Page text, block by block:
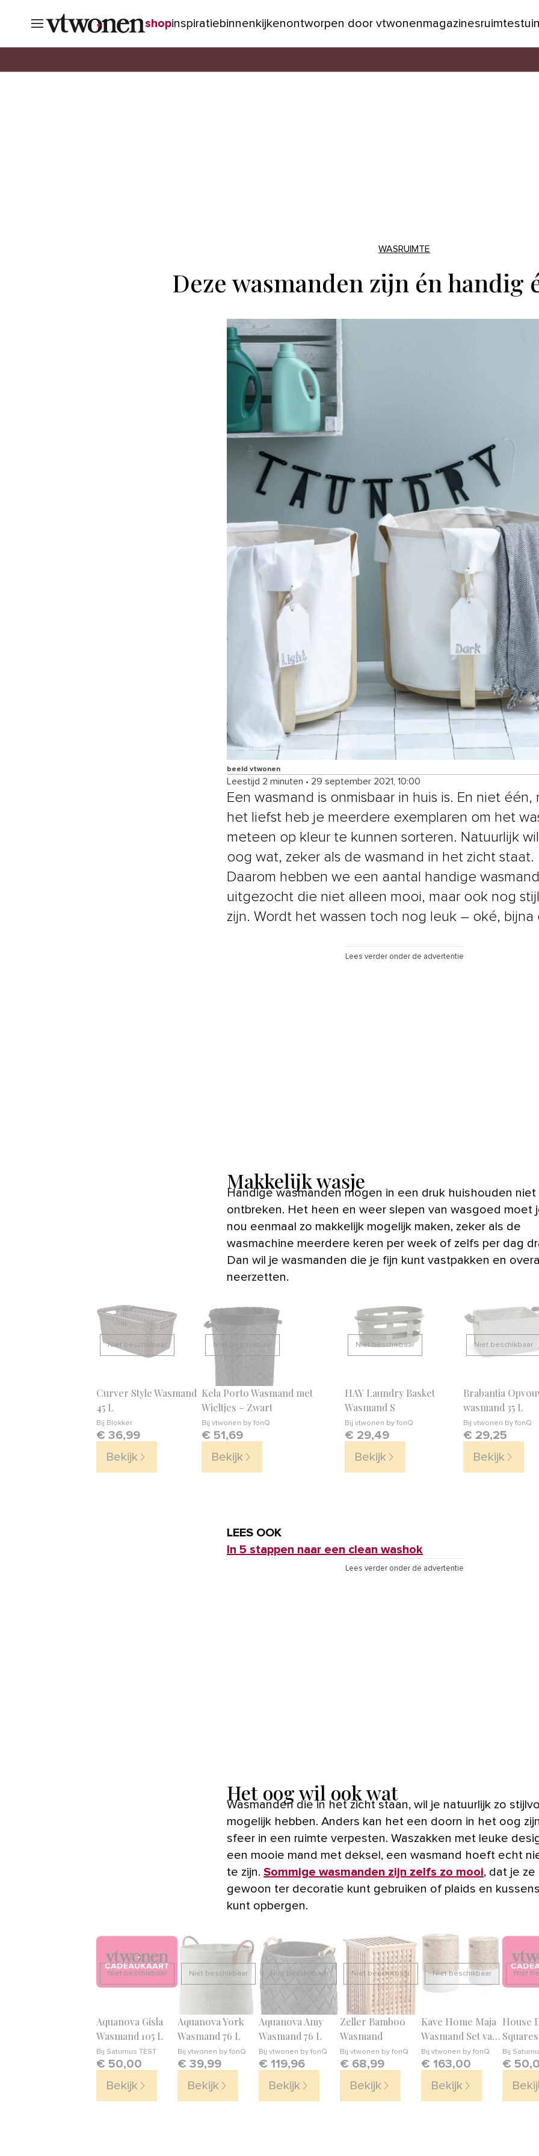
shopinspiratiebinnenkijkenontworpen door vtwonenmagazinesruimtes
WASRUIMTE
Deze wasmanden zijn én handig
beeld vtwonen
Leestijd 2 minuten • 29 september 2021, 10:00
Een wasmand is onmisbaar in huis is. En niet één,
het liefst heb je meerdere exemplaren om het
meteen op kleur te kunnen sorteren. Natuurlijk
oog wat, zeker als de wasmand in het zicht staat.
Daarom hebben we een aantal handige
uitgezocht die niet alleen mooi, maar ook nog
zijn. Wordt het wassen toch nog leuk – oké, bijna
Lees verder onder de advertentie
Makkelijk wasje
Handige wasmanden mogen in een druk huishouden niet
ontbreken. Het heen en weer slepen van wasgoed moet
nou eenmaal zo makkelijk mogelijk maken, zeker als de
wasmachine meerdere keren per week of zelfs per dag
Dan wil je wasmanden die je fijn kunt vastpakken en
neerzetten.
Niet beschikbaar
Curver Style Wasmand
45 L
Bij Blokker
€ 36,99
Bekijk
Niet beschikbaar
Kela Porto Wasmand met
Wieltjes – Zwart
Bijvtwonen by fonQ
€ 51,69
Bekijk
Niet beschikbaar
HAY Laundry Basket
Wasmand S
Bij vtwonen by fonQ
€ 29,49
Bekijk
Niet beschikbaar
Brabantia
wasmand 35 L
Bij vtwonen by fonQ
€ 29,25
Bekijk
LEES OOK
In 5 stappen naar een clean washok
Lees verder onder de advertentie
Het oog wil ook wat
Wasmanden die in het zicht staan, wil je natuurlijk zo
mogelijk hebben. Anders kan het een doorn in het oog
sfeer in een ruimte verpesten. Waszakken met leuke
een mooie mand met deksel, een wasmand hoeft echt
te zijn. Sommige wasmanden zijn zelfs zo mooi, dat je ze
gewoon ter decoratie kunt gebruiken of plaids en
kunt opbergen.
Niet beschikbaar
Aquanova Gisla
Wasmand 105 L
Bij Saturnus TEST
€ 50,00
Bekijk
Niet beschikbaar
Aquanova York
Wasmand 76 L
Bij vtwonen by fonQ
€ 39,99
Bekijk
Niet beschikbaar
Aquanova Amy
Wasmand 76 L
Bij vtwonen by fonQ
€ 119,96
Bekijk
Niet beschikbaar
Zeller Bamboo
Wasmand
Bij vtwonen by fonQ
€ 68,99
Bekijk
Niet beschikbaar
Kave Home Maja
Wasmand Set van
2Bij vtwonen by fonQ
€ 163,00
Bekijk
Niet
House
Bij
€